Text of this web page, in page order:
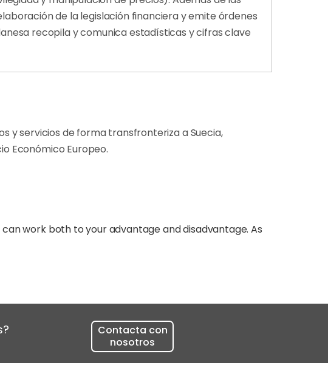
de la legislación financiera y emite órdenes
recopila y comunica estadísticas y cifras clave
y servicios de forma transfronteriza a Suecia,
Económico Europeo.
work both to your advantage and disadvantage. As
Contacta con
nosotros